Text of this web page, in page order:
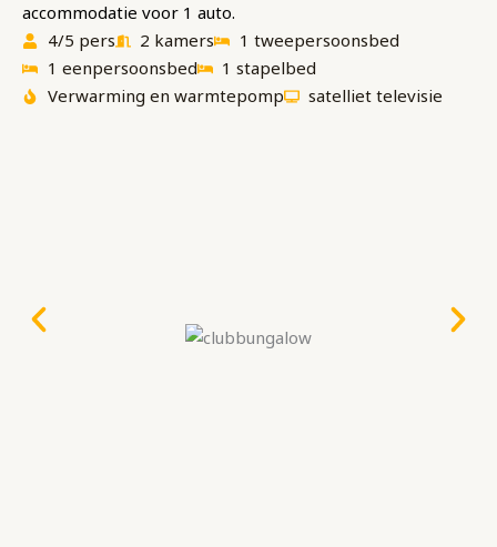
accommodatie voor 1 auto.
4/5 pers
2 kamers
1 tweepersoonsbed
1 eenpersoonsbed
1 stapelbed
Verwarming en warmtepomp
satelliet televisie